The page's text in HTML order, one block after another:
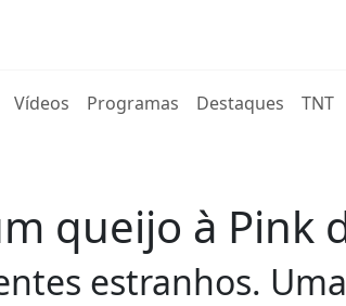
Vídeos Programas Destaques TNT
queijo à Pink
estranhos.